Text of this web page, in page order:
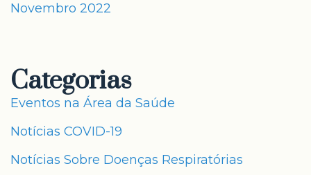
Novembro 2022
Categorias
Eventos na Área da Saúde
Notícias COVID-19
Notícias Sobre Doenças Respiratórias